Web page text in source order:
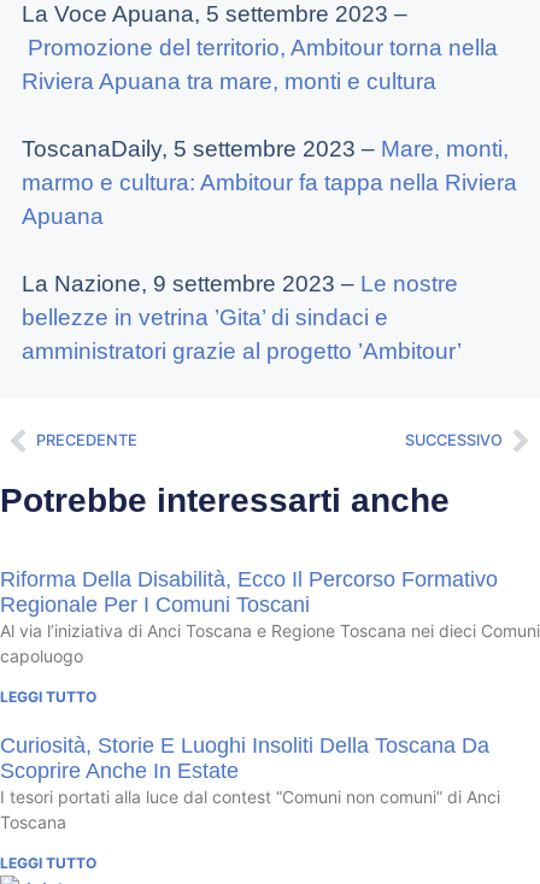
La Voce Apuana, 5 settembre 2023 –
Promozione del territorio, Ambitour torna nella
Riviera Apuana tra mare, monti e cultura
ToscanaDaily, 5 settembre 2023 – Mare, monti,
marmo e cultura: Ambitour fa tappa nella Riviera
Apuana
La Nazione, 9 settembre 2023 – Le nostre
bellezze in vetrina ’Gita’ di sindaci e
amministratori grazie al progetto ’Ambitour’
PRECEDENTE SUCCESSIVO
Potrebbe interessarti anche
Riforma Della Disabilità, Ecco Il Percorso Formativo
Regionale Per I Comuni Toscani
Al via l’iniziativa di Anci Toscana e Regione Toscana nei dieci Comuni
capoluogo
LEGGI TUTTO
Curiosità, Storie E Luoghi Insoliti Della Toscana Da
Scoprire Anche In Estate
I tesori portati alla luce dal contest “Comuni non comuni” di Anci
Toscana
LEGGI TUTTO